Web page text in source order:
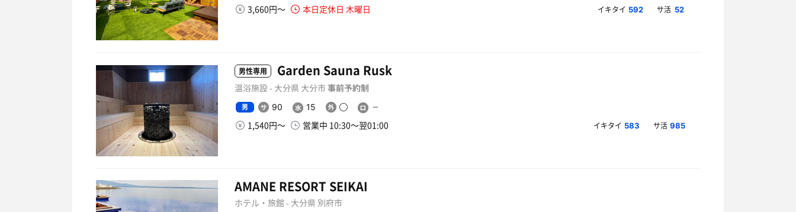
3,660円〜 本日定休日 木曜日 イキタイ 592 サ活 52
男性専用 Garden Sauna Rusk
温浴施設 - 大分県 大分市事前予約制
男 90 15
1,540円〜 営業中 10:30〜翌01:00 イキタイ 583 サ活 985
AMANE RESORT SEIKAI
ホテル・旅館 - 大分県 別府市